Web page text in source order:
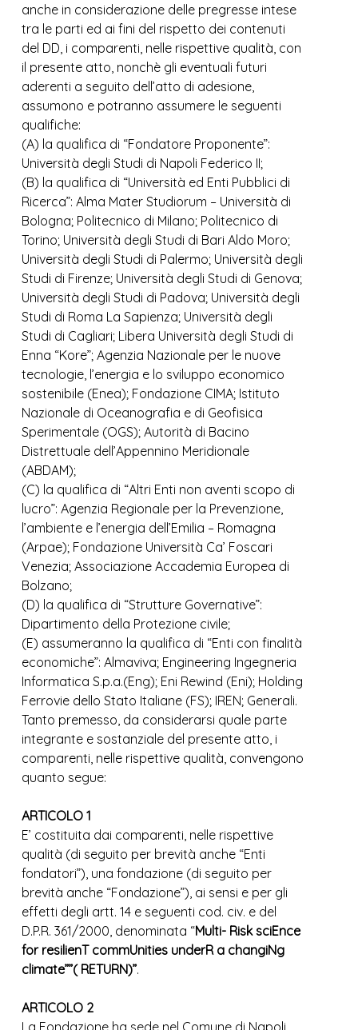
anche in considerazione delle pregresse intese
tra le parti ed ai fini del rispetto dei contenuti
del DD, i comparenti, nelle rispettive qualità, con
il presente atto, nonchè gli eventuali futuri
aderenti a seguito dell’atto di adesione,
assumono e potranno assumere le seguenti
qualifiche:
(A) la qualifica di “Fondatore Proponente”:
Università degli Studi di Napoli Federico II;
(B) la qualifica di “Università ed Enti Pubblici di
Ricerca”: Alma Mater Studiorum – Università di
Bologna; Politecnico di Milano; Politecnico di
Torino; Università degli Studi di Bari Aldo Moro;
Università degli Studi di Palermo; Università degli
Studi di Firenze; Università degli Studi di Genova;
Università degli Studi di Padova; Università degli
Studi di Roma La Sapienza; Università degli
Studi di Cagliari; Libera Università degli Studi di
Enna “Kore”; Agenzia Nazionale per le nuove
tecnologie, l’energia e lo sviluppo economico
sostenibile (Enea); Fondazione CIMA; Istituto
Nazionale di Oceanografia e di Geofisica
Sperimentale (OGS); Autorità di Bacino
Distrettuale dell’Appennino Meridionale
(ABDAM);
(C) la qualifica di “Altri Enti non aventi scopo di
lucro”: Agenzia Regionale per la Prevenzione,
l’ambiente e l’energia dell’Emilia – Romagna
(Arpae); Fondazione Università Ca’ Foscari
Venezia; Associazione Accademia Europea di
Bolzano;
(D) la qualifica di “Strutture Governative”:
Dipartimento della Protezione civile;
(E) assumeranno la qualifica di “Enti con finalità
economiche”: Almaviva; Engineering Ingegneria
Informatica S.p.a.(Eng); Eni Rewind (Eni); Holding
Ferrovie dello Stato Italiane (FS); IREN; Generali.
Tanto premesso, da considerarsi quale parte
integrante e sostanziale del presente atto, i
comparenti, nelle rispettive qualità, convengono
quanto segue:
ARTICOLO 1
E’ costituita dai comparenti, nelle rispettive
qualità (di seguito per brevità anche “Enti
fondatori”), una fondazione (di seguito per
brevità anche “Fondazione”), ai sensi e per gli
effetti degli artt. 14 e seguenti cod. civ. e del
D.P.R. 361/2000, denominata “Multi- Risk sciEnce
for resilienT commUnities underR a changiNg
climate””( RETURN)”.
ARTICOLO 2